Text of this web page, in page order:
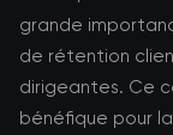
grande
de rétention
dirigeantes. Ce
bénéfique pour